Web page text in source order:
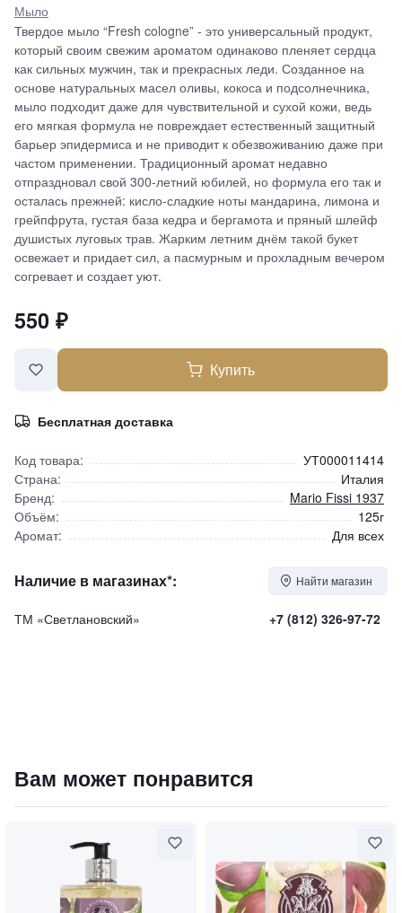
Мыло
Твердое мыло “Fresh cologne” - это универсальный продукт,
который своим свежим ароматом одинаково пленяет сердца
как сильных мужчин, так и прекрасных леди. Созданное на
основе натуральных масел оливы, кокоса и подсолнечника,
мыло подходит даже для чувствительной и сухой кожи, ведь
его мягкая формула не повреждает естественный защитный
барьер эпидермиса и не приводит к обезвоживанию даже при
частом применении. Традиционный аромат недавно
отпраздновал свой 300-летний юбилей, но формула его так и
осталась прежней: кисло-сладкие ноты мандарина, лимона и
грейпфрута, густая база кедра и бергамота и пряный шлейф
душистых луговых трав. Жарким летним днём такой букет
освежает и придает сил, а пасмурным и прохладным вечером
согревает и создает уют.
550 ₽
Купить
Бесплатная доставка
Код товара:
УТ000011414
Страна:
Италия
Бренд:
Mario Fissi 1937
Объём:
125г
Аромат:
Для всех
Наличие в магазинах*: Найти магазин
ТМ «Светлановский» +7 (812) 326-97-72
550₽9 840 ₽
Вам может понравится